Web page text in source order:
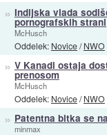
» Indijska vlada
pornografskih strani
McHusch
Oddelek: Novice/NWO
» V Kanadi ostaja
prenosom
McHusch
Oddelek: Novice/NWO
» Patentna bitka se
minmax